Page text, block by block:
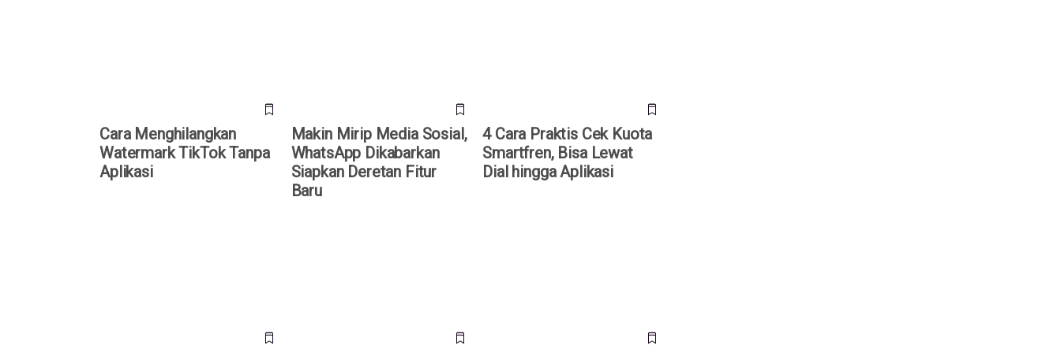
Cara Menghilangkan
Watermark TikTok Tanpa
Aplikasi
Makin Mirip Media Sosial,
WhatsApp Dikabarkan
Siapkan Deretan Fitur
Baru
4 Cara Praktis Cek Kuota
Smartfren, Bisa Lewat
Dial hingga Aplikasi